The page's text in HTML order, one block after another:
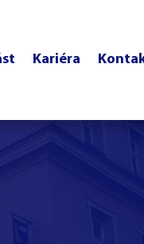
Kariéra